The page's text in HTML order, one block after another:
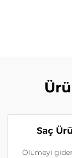
Saç
Ölümeyi